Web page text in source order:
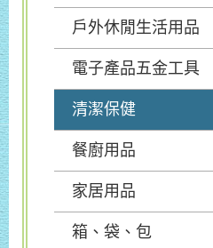
戶外休閒生活用品
電子產品五金工具
清潔保健
餐廚用品
家居用品
箱、袋、包